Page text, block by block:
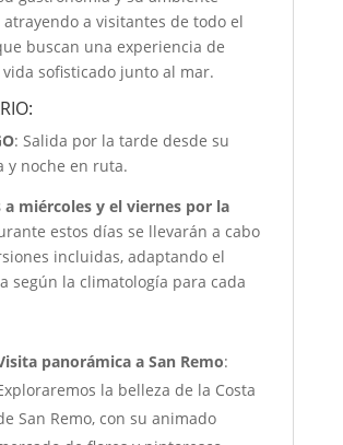
atrayendo a visitantes de todo el
buscan una experiencia de
sofisticado junto al mar.
: Salida por la tarde desde su
y noche en ruta.
a miércoles y el viernes por la
estos días se llevarán a cabo
incluidas, adaptando el
según la climatología para cada
panorámica a San Remo:
la belleza de la Costa
San Remo, con su animado